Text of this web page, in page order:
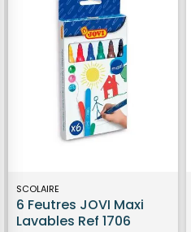
SCOLAIRE
6 Feutres JOVI Maxi
Lavables Ref 1706